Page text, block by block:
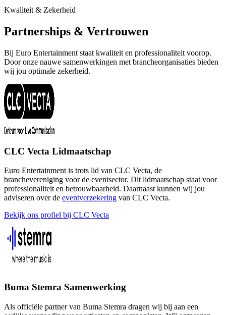
Kwaliteit & Zekerheid
Partnerships & Vertrouwen
Bij Euro Entertainment staat kwaliteit en professionaliteit voorop.
Door onze nauwe samenwerkingen met brancheorganisaties bieden
wij jou optimale zekerheid.
CLC Vecta Lidmaatschap
Euro Entertainment is trots lid van CLC Vecta, de
branchevereniging voor de eventsector. Dit lidmaatschap staat voor
professionaliteit en betrouwbaarheid. Daarnaast kunnen wij jou
adviseren over de eventverzekering van CLC Vecta.
Bekijk ons profiel bij CLC Vecta
Buma Stemra Samenwerking
Als officiële partner van Buma Stemra dragen wij bij aan een